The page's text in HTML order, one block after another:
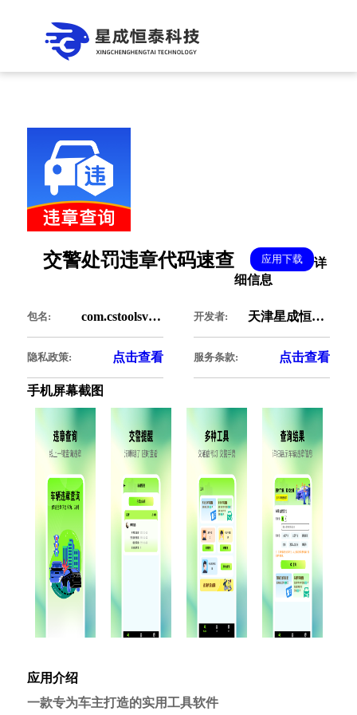
交警处罚违章代码速查 应用下载
详
细信息
包名: com.cstoolsviolation.analog
隐私政策: 点击查看
开发者: 天津星成恒泰科技有限公司
服务条款: 点击查看
手机屏幕截图
应用介绍
一款专为车主打造的实用工具软件